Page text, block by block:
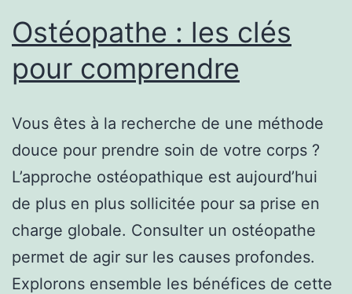
Ostéopathe : les clés
pour comprendre
Vous êtes à la recherche de une méthode
douce pour prendre soin de votre corps ?
L’approche ostéopathique est aujourd’hui
de plus en plus sollicitée pour sa prise en
charge globale. Consulter un ostéopathe
permet de agir sur les causes profondes.
Explorons ensemble les bénéfices de cette